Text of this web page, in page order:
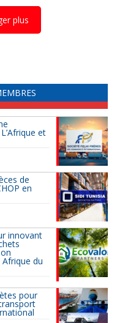
plus
et
de
en
innovant
du
pour